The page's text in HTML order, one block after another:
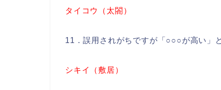
タイコウ（太閤）
11．誤用されがちですが「○○○が高い」
シキイ（敷居）